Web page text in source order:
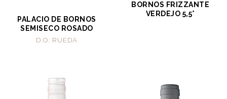
PALACIO DE BORNOS
SEMISECO ROSADO
D.O. RUEDA
BORNOS FRIZZANTE
VERDEJO 5,5°